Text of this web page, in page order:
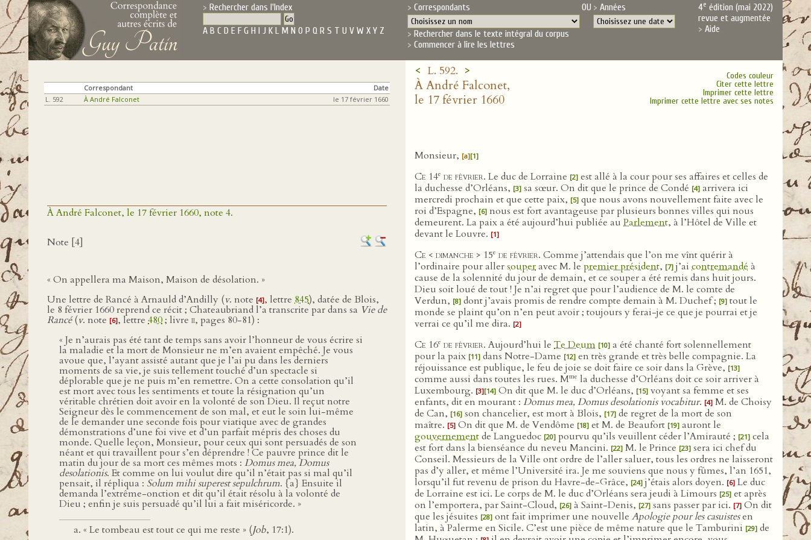
Rechercher dans l'Index
A B C D E F G H I J K L M N O P Q R S T U V W X Y Z
Correspondants OU Années
Rechercher dans le texte intégral du corpus
Commencer à lire les lettres
4e édition (mai 2022)
revue et augmentée
Aide